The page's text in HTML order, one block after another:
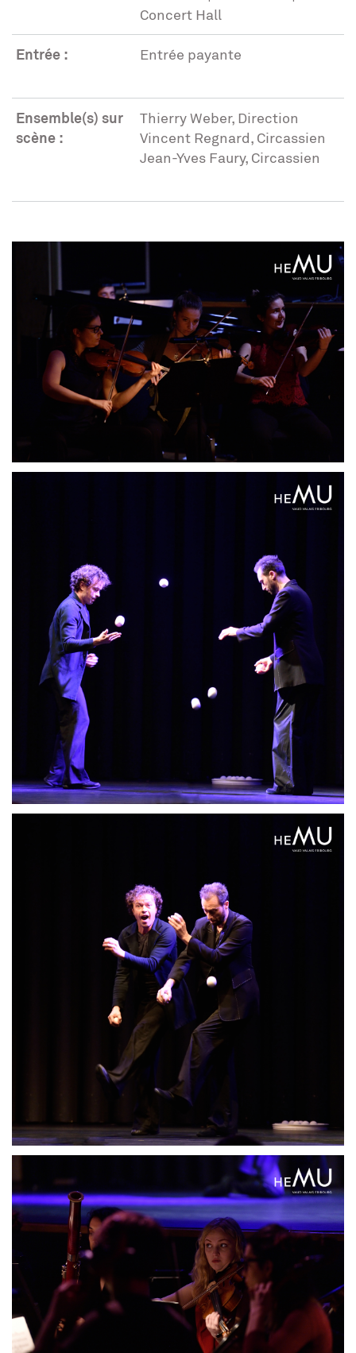
Concert Hall
Entrée : Entrée payante
Ensemble(s) sur
scène :
Thierry Weber, Direction
Vincent Regnard, Circassien
Jean-Yves Faury, Circassien